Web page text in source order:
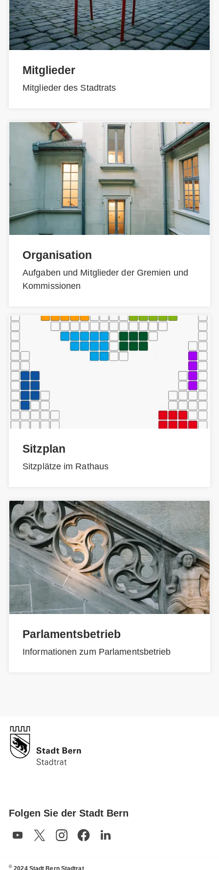
Mitglieder
Mitglieder des Stadtrats
Organisation
Aufgaben und Mitglieder der Gremien und
Kommissionen
Sitzplan
Sitzplätze im Rathaus
Parlamentsbetrieb
Informationen zum Parlamentsbetrieb
Folgen Sie der Stadt Bern
© 2024 Stadt Bern Stadtrat